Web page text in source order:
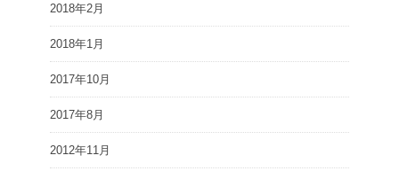
2018年2月
2018年1月
2017年10月
2017年8月
2012年11月